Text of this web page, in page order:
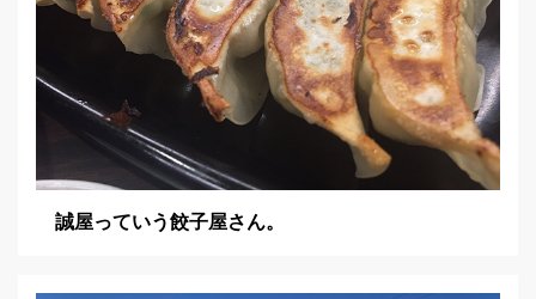
誠屋っていう餃子屋さん。